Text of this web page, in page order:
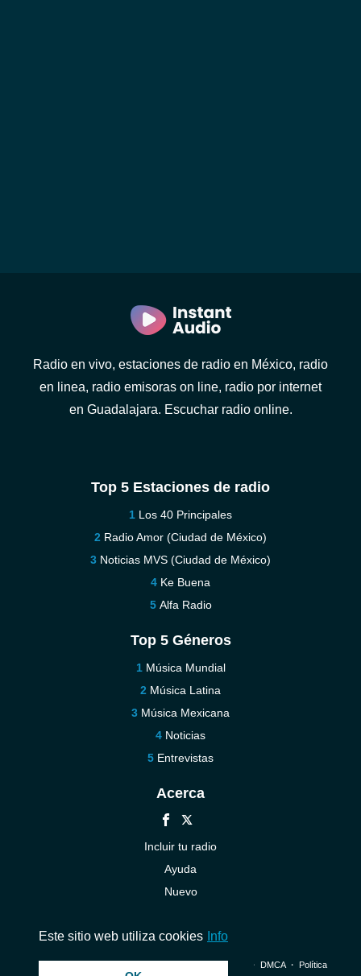
Radio en vivo, estaciones de radio en México, radio
en linea, radio emisoras on line, radio por internet
en Guadalajara. Escuchar radio online.
Top 5 Estaciones de radio
Los 40 Principales
Radio Amor (Ciudad de México)
Noticias MVS (Ciudad de México)
Ke Buena
Alfa Radio
Top 5 Géneros
Música Mundial
Música Latina
Música Mexicana
Noticias
Entrevistas
Acerca
Incluir tu radio
Ayuda
Nuevo
© 2026 InstantAudio. Reservados todos los derechos. ・ DMCA・ Política
Este sitio web utiliza cookies Info